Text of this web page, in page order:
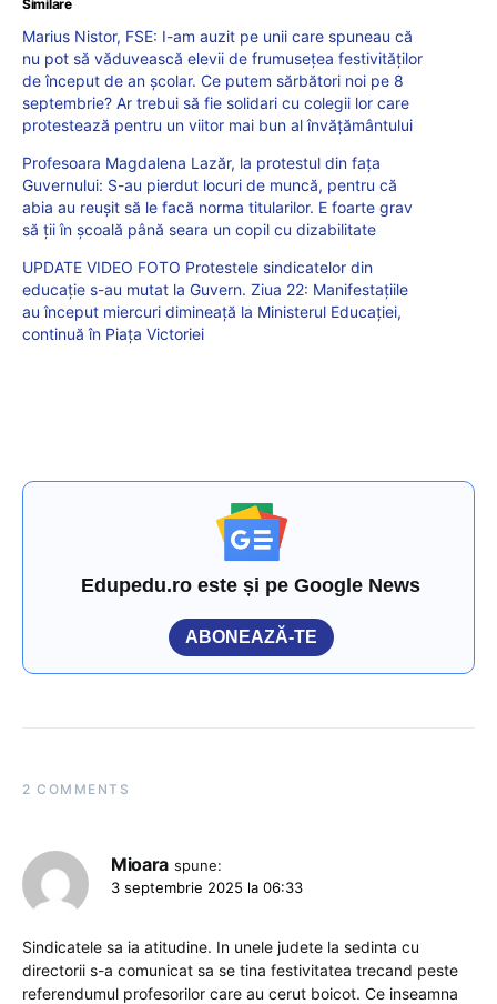
Similare
Marius Nistor, FSE: I-am auzit pe unii care spuneau că
nu pot să văduvească elevii de frumusețea festivităților
de început de an școlar. Ce putem sărbători noi pe 8
septembrie? Ar trebui să fie solidari cu colegii lor care
protestează pentru un viitor mai bun al învățământului
Profesoara Magdalena Lazăr, la protestul din fața
Guvernului: S-au pierdut locuri de muncă, pentru că
abia au reușit să le facă norma titularilor. E foarte grav
să ții în școală până seara un copil cu dizabilitate
UPDATE VIDEO FOTO Protestele sindicatelor din
educație s-au mutat la Guvern. Ziua 22: Manifestațiile
au început miercuri dimineață la Ministerul Educației,
continuă în Piața Victoriei
Edupedu.ro este și pe Google News
ABONEAZĂ-TE
2 COMMENTS
Mioara spune:
3 septembrie 2025 la 06:33
Sindicatele sa ia atitudine. In unele judete la sedinta cu
directorii s-a comunicat sa se tina festivitatea trecand peste
referendumul profesorilor care au cerut boicot. Ce inseamna